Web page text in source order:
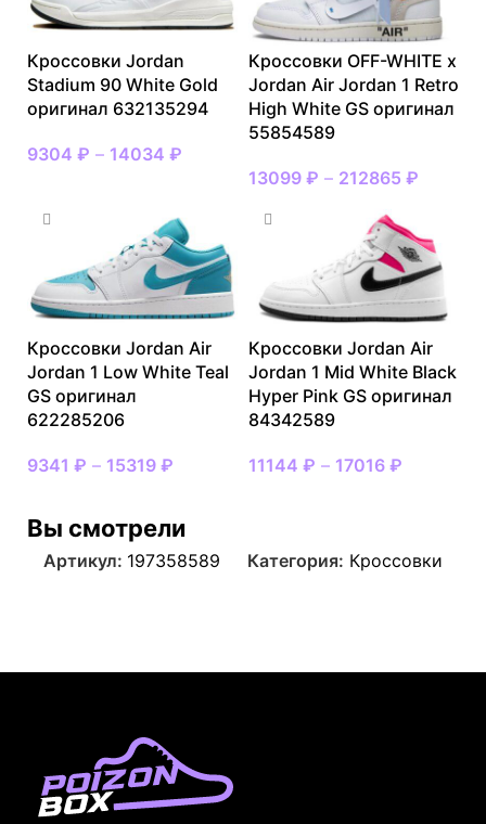
Кроссовки Jordan
Stadium 90 White Gold
оригинал 632135294
9304 ₽ – 14034 ₽
Кроссовки OFF-WHITE x
Jordan Air Jordan 1 Retro
High White GS оригинал
55854589
13099 ₽ – 212865 ₽
Кроссовки Jordan Air
Jordan 1 Low White Teal
GS оригинал
622285206
9341 ₽ – 15319 ₽
Кроссовки Jordan Air
Jordan 1 Mid White Black
Hyper Pink GS оригинал
84342589
11144 ₽ – 17016 ₽
Вы смотрели
Артикул: 197358589 Категория: Кроссовки